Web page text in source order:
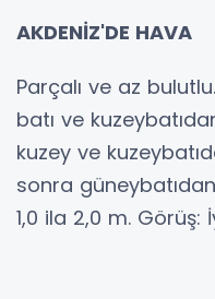
AKDENİZ'DE HAVA
Parçalı ve az
batı ve
kuzey ve
sonra
1,0 ila 2,0 m. Görüş: